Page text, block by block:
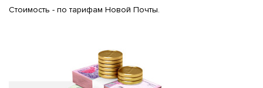
Стоимость - по тарифам Новой Почты.